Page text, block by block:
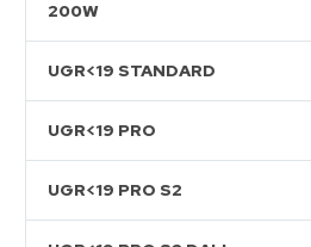
200W
UGR<19 STANDARD
UGR<19 PRO
UGR<19 PRO S2